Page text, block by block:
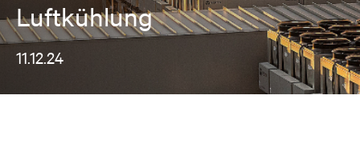
Luftkühlung
11.12.24